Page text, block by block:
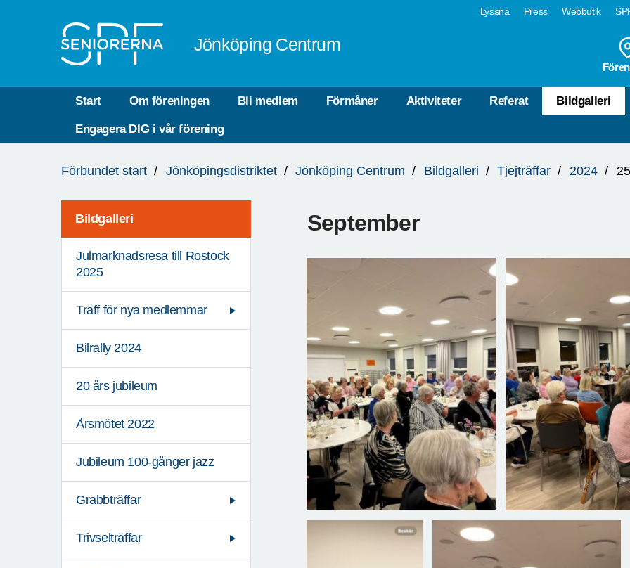
Lyssna Press Webbutik
Jönköping Centrum
Start Om föreningen Bli medlem Förmåner Aktiviteter Referat Bildgalleri
Engagera DIG i vår förening
är
Förbundet start Jönköpingsdistriktet Jönköping Centrum Bildgalleri Tjejträffar 2024
Bildgalleri
Julmarknadsresa till Rostock
2025
Träff för nya medlemmar
Bilrally 2024
20 års jubileum
Årsmötet 2022
Jubileum 100-gånger jazz
Grabbträffar
Trivselträffar
September